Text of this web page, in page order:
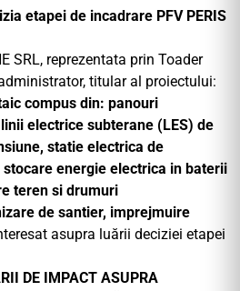
etapei de incadrare PFV PERIS
SRL, reprezentata prin Toader
titular al proiectului:
compus din: panouri
electrice subterane (LES) de
statie electrica de
energie electrica in baterii
teren si drumuri
de santier, imprejmuire
asupra luării deciziei etapei
DE IMPACT ASUPRA